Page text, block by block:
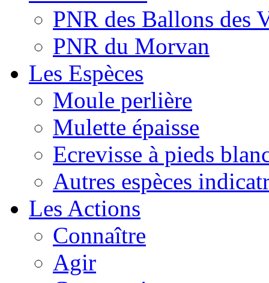
PNR des Ballons des
PNR du Morvan
Les Espèces
Moule perlière
Mulette épaisse
Ecrevisse à pieds
Autres espèces
Les Actions
Connaître
Agir